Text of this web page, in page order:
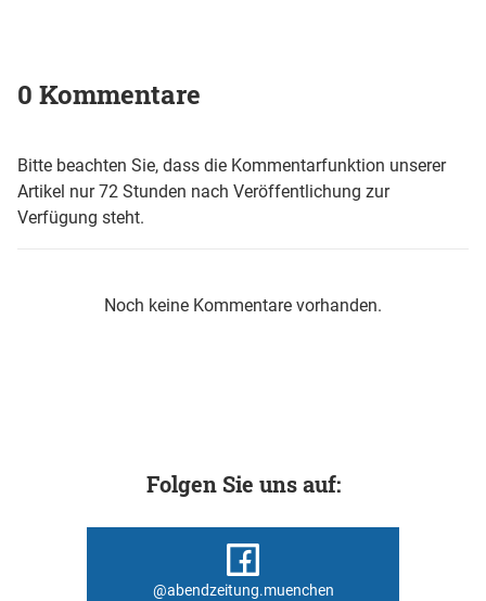
0 Kommentare
Bitte beachten Sie, dass die Kommentarfunktion unserer
Artikel nur 72 Stunden nach Veröffentlichung zur
Verfügung steht.
Noch keine Kommentare vorhanden.
Folgen Sie uns auf:
@abendzeitung.muenchen